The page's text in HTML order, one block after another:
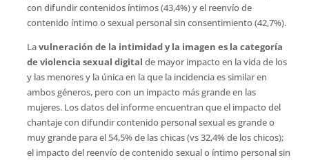
con difundir contenidos íntimos (43,4%) y el reenvío de
contenido íntimo o sexual personal sin consentimiento (42,7%).
Lavulneración de la intimidad y la imagen es la categoría
de violencia sexual digital de mayor impacto en la vida de los
y las menores y la única en la que la incidencia es similar en
ambos géneros, pero con un impacto más grande en las
mujeres. Los datos del informe encuentran que el impacto del
chantaje con difundir contenido personal sexual es grande o
muy grande para el 54,5% de las chicas (vs 32,4% de los chicos);
el impacto del reenvío de contenido sexual o íntimo personal sin